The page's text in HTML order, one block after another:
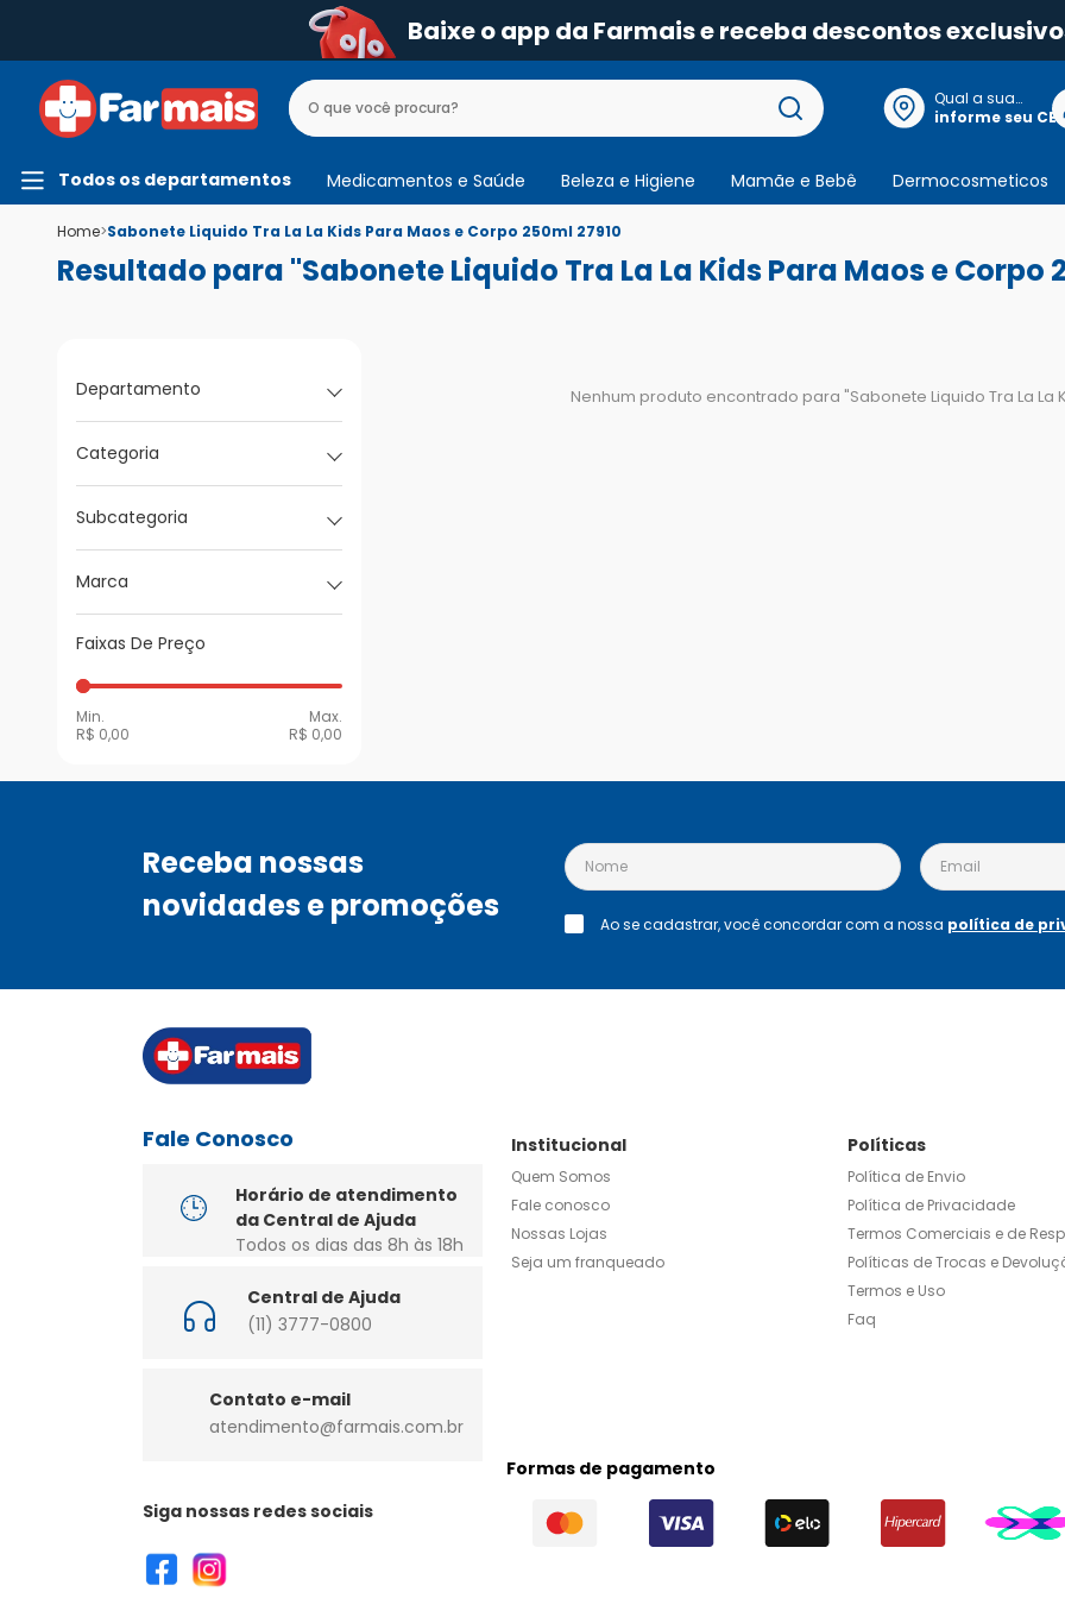
Baixe o app da Farmais e receba descontos
Qual a sua
localização?
informe seu CEP
Todos os departamentos Medicamentos e Saúde Beleza e Higiene Mamãe e Bebê Dermocosmeticos
Home>Sabonete Liquido Tra La La Kids Para Maos e Corpo 250ml 27910
Resultado para "Sabonete Liquido Tra La La Kids Para Maos e Corpo
Departamento
Categoria
Subcategoria
Marca
Faixas De Preço
Min.
R$ 0,00
Max.
R$ 0,00
Nenhum produto encontrado para "Sabonete Liquido Tra La La
Receba nossas
novidades e promoções
Ao se cadastrar, você concordar com a nossa política de
Fale Conosco
Horário de atendimento
da Central de Ajuda
Todos os dias das 8h às 18h
Central de Ajuda
(11) 3777-0800
Contato e-mail
atendimento@farmais.com.br
Siga nossas redes sociais
Institucional
Quem Somos
Fale conosco
Nossas Lojas
Seja um franqueado
Políticas
Política de Envio
Política de Privacidade
Termos Comerciais e de
Políticas de Trocas e
Termos e Uso
Faq
Formas de pagamento